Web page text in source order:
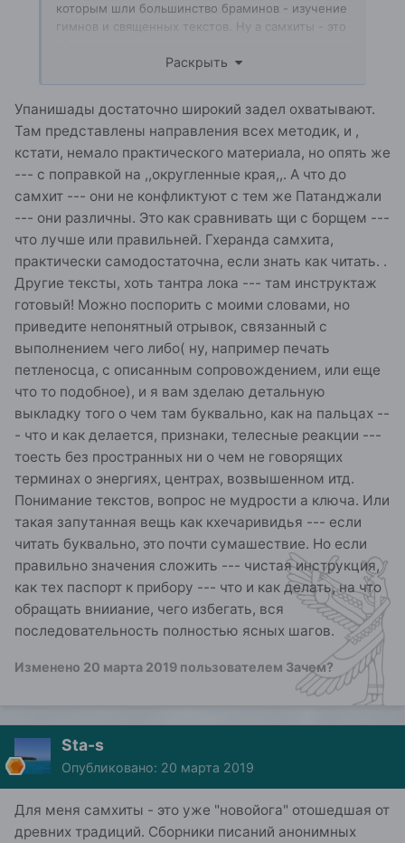
которым шли большинство браминов - изучение
гимнов и священных текстов. Ну а самхиты - это
Патанджали больше тысячи лет. Более того они
сформировалась, я бы конечно не дал, по этому
буду рад если поправите там, где ошибаюсь. Ну
и тут я бы тоже вспомнил комментаторов разных
эпох (есть кстати версия что они специально
трудились), которые извратили индуисткие
традиции. С священными писаниями пути
мудрости (джайна) история такая же как и с
йога-сутрами. Меньше всего наверно пострадал
путь служения (бхакти), из которого выпали
кажется только кришнаиты, но думаю этот путь
не выбирают, или точнее выбирают до
рождения. Путаница с сопоставлением текстов
мне видится непреодолимой, по причине
невозможности точного перевода (санскрит-
мертвый язык, никто им полностью не владеет,
лучшие специалисты делают при работе
множество допущений) и конфликта между
самими текстами (возможно из-за перевода, а
возможно где-то они по сути противоречивы).
Про палийский и сумеречный я ничего не знаю,
только слышал про них. Такие выводы убедили
меня, что духовных знаний в индуизме искать не
традиции.
П.С. А фильм уверен, вам понравится, там как
раз агхори похож на такого как вы описываете.
Раскрыть
Упанишады достаточно широкий задел охватывают.
Там представлены направления всех методик, и ,
кстати, немало практического материала, но опять же
--- с поправкой на ,,округленные края,,. А что до
самхит --- они не конфликтуют с тем же Патанджали
--- они различны. Это как сравнивать щи с борщем ---
что лучше или правильней. Гхеранда самхита,
практически самодостаточна, если знать как читать. .
Другие тексты, хоть тантра лока --- там инструктаж
готовый! Можно поспорить с моими словами, но
приведите непонятный отрывок, связанный с
выполнением чего либо( ну, например печать
петленосца, с описанным сопровождением, или еще
что то подобное), и я вам зделаю детальную
выкладку того о чем там буквально, как на пальцах --
- что и как делается, признаки, телесные реакции ---
тоесть без пространных ни о чем не говорящих
терминах о энергиях, центрах, возвышенном итд.
Понимание текстов, вопрос не мудрости а ключа. Или
такая запутанная вещь как кхечаривидья --- если
читать буквально, это почти сумашествие. Но если
правильно значения сложить --- чистая инструкция,
как тех паспорт к прибору --- что и как делать, на что
обращать внииание, чего избегать, вся
последовательность полностью ясных шагов.
Изменено 20 марта 2019 пользователем Зачем?
Sta-s
Опубликовано: 20 марта 2019
Для меня самхиты - это уже "новойога" отошедшая от
древних традиций. Сборники писаний анонимных